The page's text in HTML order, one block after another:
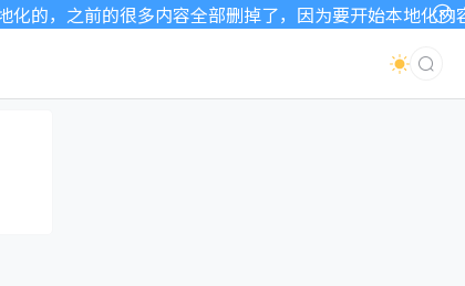
的，之前的很多内容全部删掉了，因为要开始本地化